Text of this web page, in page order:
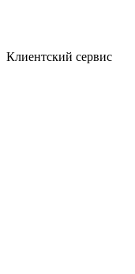
Клиентский сервис